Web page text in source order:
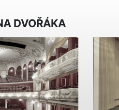
DVOŘÁKA